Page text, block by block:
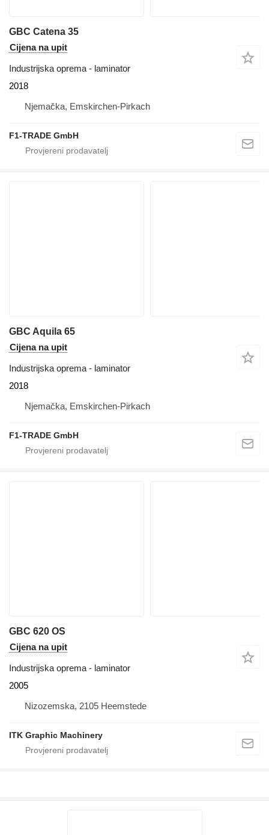
GBC Catena 35
Cijena na upit
Industrijska oprema - laminator
2018
Njemačka, Emskirchen-Pirkach
F1-TRADE GmbH
GBC Aquila 65
Cijena na upit
Industrijska oprema - laminator
2018
Njemačka, Emskirchen-Pirkach
F1-TRADE GmbH
GBC 620 OS
Cijena na upit
Industrijska oprema - laminator
2005
Nizozemska, 2105 Heemstede
ITK Graphic Machinery